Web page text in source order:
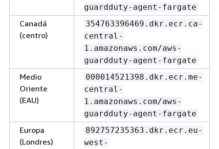
guardduty-agent-fargate
Canadá
(centro)
354763396469.dkr.ecr.ca-
central-
1.amazonaws.com/aws-
guardduty-agent-fargate
Medio
Oriente
(EAU)
000014521398.dkr.ecr.me-
central-
1.amazonaws.com/aws-
guardduty-agent-fargate
Europa
(Londres)
892757235363.dkr.ecr.eu-
west-